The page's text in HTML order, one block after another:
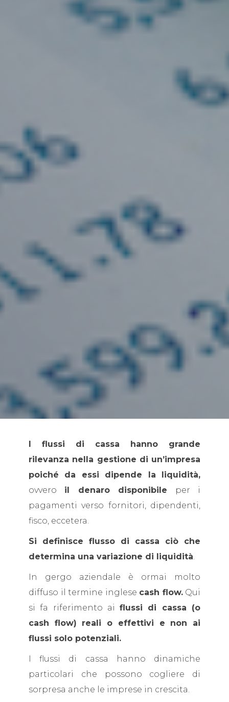
I flussi di cassa hanno grande
rilevanza nella gestione di un’impresa
poiché da essi dipende la liquidità,
ovvero il denaro disponibile per i
pagamenti verso fornitori, dipendenti,
fisco, eccetera.
Si definisce flusso di cassa ciò che
determina una variazione di liquidità.
In gergo aziendale è ormai molto
diffuso il termine inglese cash flow.Qui
si fa riferimento aiflussi di cassa (o
cash flow) reali o effettivi e non ai
flussi solo potenziali.
I flussi di cassa hanno dinamiche
particolari che possono cogliere di
sorpresa anche le imprese in crescita.